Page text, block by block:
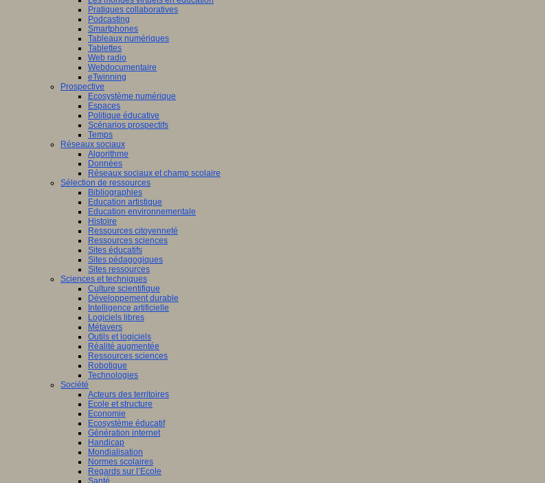
Pratiques collaboratives
Podcasting
Smartphones
Tableaux numériques
Tablettes
Web radio
Webdocumentaire
eTwinning
Prospective
Ecosystème numérique
Espaces
Politique éducative
Scénarios prospectifs
Temps
Réseaux sociaux
Algorithme
Données
Réseaux sociaux et champ scolaire
Sélection de ressources
Bibliographies
Education artistique
Education environnementale
Histoire
Ressources citoyenneté
Ressources sciences
Sites éducatifs
Sites pédagogiques
Sites ressources
Sciences et techniques
Culture scientifique
Développement durable
Intelligence artificielle
Logiciels libres
Métavers
Outils et logiciels
Réalité augmentée
Ressources sciences
Robotique
Technologies
Société
Acteurs des territoires
Ecole et structure
Economie
Ecosystème éducatif
Génération internet
Handicap
Mondialisation
Normes scolaires
Regards sur l’Ecole
Santé